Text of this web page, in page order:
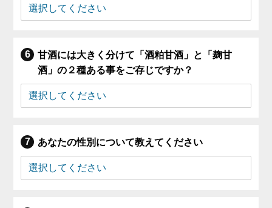
甘酒には大きく分けて「酒粕甘酒」と「麹甘
酒」の２種ある事をご存じですか？
あなたの性別について教えてください